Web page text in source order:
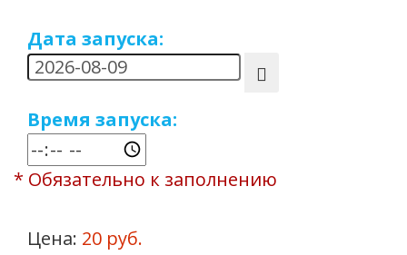
Дата запуска:
Время запуска:
* Обязательно к заполнению
Цена: 20 руб.